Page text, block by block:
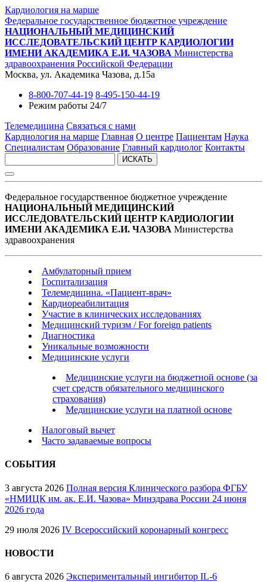
Кардиология на марше
Федеральное государственное бюджетное учреждение
НАЦИОНАЛЬНЫЙ МЕДИЦИНСКИЙ
ИССЛЕДОВАТЕЛЬСКИЙ ЦЕНТР КАРДИОЛОГИИ
ИМЕНИ АКАДЕМИКА Е.И. ЧАЗОВА Министерства
здравоохранения Российской Федерации
Москва, ул. Академика Чазова, д.15а
8-800-707-44-19 8-495-150-44-19
Режим работы 24/7
Телемедицина Связаться с нами
Кардиология на марше Главная О центре Пациентам Наука
Специалистам Образование Главный кардиолог Контакты
ИСКАТЬ
Федеральное государственное бюджетное учреждение
НАЦИОНАЛЬНЫЙ МЕДИЦИНСКИЙ
ИССЛЕДОВАТЕЛЬСКИЙ ЦЕНТР КАРДИОЛОГИИ
ИМЕНИ АКАДЕМИКА Е.И. ЧАЗОВА Министерства
здравоохранения
Амбулаторный прием
Госпитализация
Телемедицина. «Пациент-врач»
Кардиореабилитация
Участие в клинических исследованиях
Медицинский туризм / For foreign patients
Диагностика
Уникальные возможности
Медицинские услуги
Медицинские услуги на бюджетной основе (за
счет средств обязательного медицинского
страхования)
Медицинские услуги на платной основе
Налоговый вычет
Часто задаваемые вопросы
СОБЫТИЯ
3 августа 2026 Полная версия Клинического разбора ФГБУ
«НМИЦК им. ак. Е.И. Чазова» Минздрава России 24 июня
2026 года
29 июля 2026 IV Всероссийский коронарный конгресс
НОВОСТИ
6 августа 2026 Экспериментальный ингибитор IL-6